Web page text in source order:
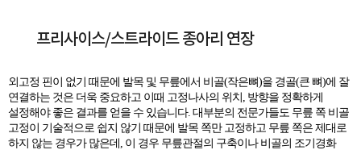
프리사이스/스트라이드 종아리 연장
외고정 핀이 없기 때문에 발목 및 무릎에서 비골(작은뼈)을 경골(큰 뼈)에 잘
연결하는 것은 더욱 중요하고 이때 고정나사의 위치, 방향을 정확하게
설정해야 좋은 결과를 얻을 수 있습니다. 대부분의 전문가들도 무릎 쪽 비골
고정이 기술적으로 쉽지 않기 때문에 발목 쪽만 고정하고 무릎 쪽은 제대로
하지 않는 경우가 많은데, 이 경우 무릎관절의 구축이나 비골의 조기경화